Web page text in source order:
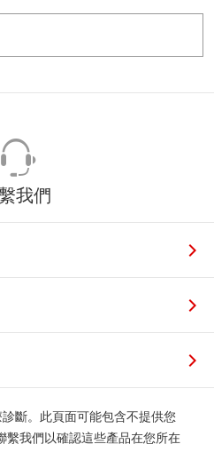
我們
斷。此頁面可能包含不提供您
繫我們以確認這些產品在您所在